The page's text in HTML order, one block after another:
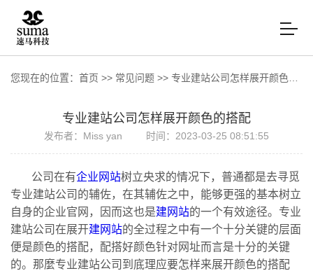
您现在的位置： 首页 >> 常见问题 >> 专业建站公司怎样展开颜色的搭配
专业建站公司怎样展开颜色的搭配
发布者：Miss yan 时间：2023-03-25 08:51:55
公司在有企业网站树立央求的情况下，普通都是去寻觅
专业建站公司的辅佐，在其辅佐之中，能够更强的基本树立
自身的企业官网，因而这也是建网站的一个有效途径。专业
建站公司在展开建网站的全过程之中有一个十分关键的层面
便是颜色的搭配，配搭好颜色针对网址而言是十分的关键
的。那麼专业建站公司到底理应要怎样来展开颜色的搭配